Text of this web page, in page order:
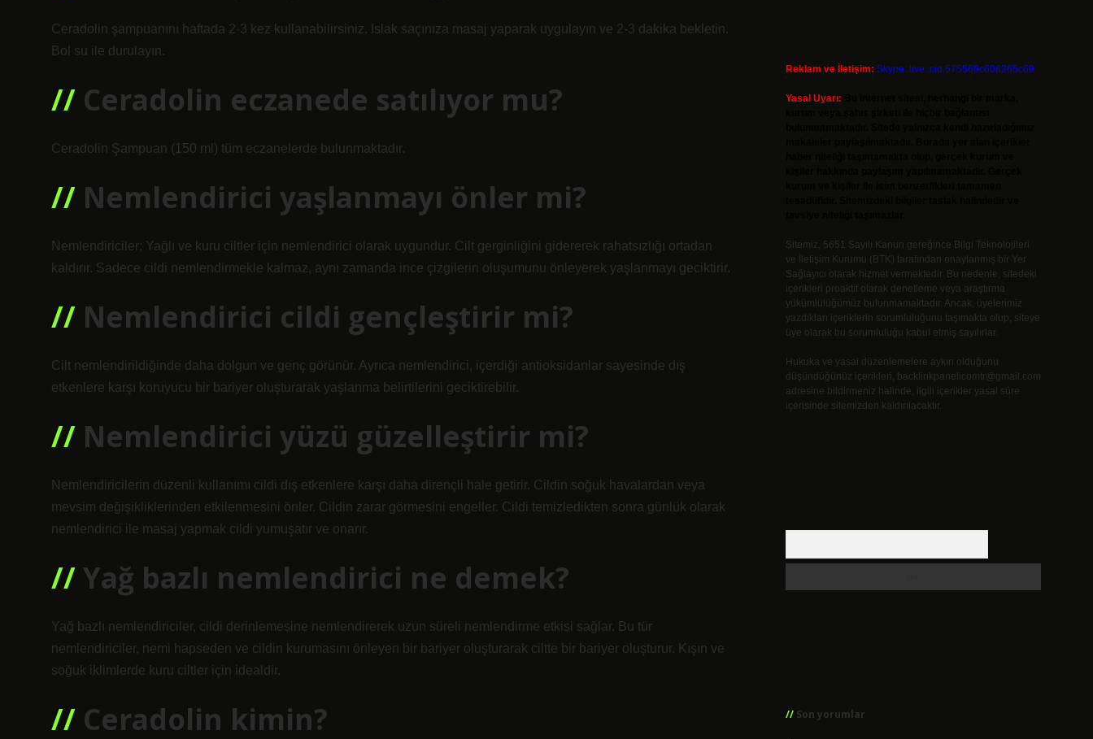
Ceradolin şampuanını haftada 2-3 kez kullanabilirsiniz. Islak saçınıza masaj yaparak uygulayın ve 2-3 dakika bekletin.
Bol su ile durulayın.
Ceradolin eczanede satılıyor mu?
Ceradolin Şampuan (150 ml) tüm eczanelerde bulunmaktadır.
Nemlendirici yaşlanmayı önler mi?
Nemlendiriciler; Yağlı ve kuru ciltler için nemlendirici olarak uygundur. Cilt gerginliğini gidererek rahatsızlığı ortadan
kaldırır. Sadece cildi nemlendirmekle kalmaz, aynı zamanda ince çizgilerin oluşumunu önleyerek yaşlanmayı geciktirir.
Nemlendirici cildi gençleştirir mi?
Cilt nemlendirildiğinde daha dolgun ve genç görünür. Ayrıca nemlendirici, içerdiği antioksidanlar sayesinde dış
etkenlere karşı koruyucu bir bariyer oluşturarak yaşlanma belirtilerini geciktirebilir.
Nemlendirici yüzü güzelleştirir mi?
Nemlendiricilerin düzenli kullanımı cildi dış etkenlere karşı daha dirençli hale getirir. Cildin soğuk havalardan veya
mevsim değişikliklerinden etkilenmesini önler. Cildin zarar görmesini engeller. Cildi temizledikten sonra günlük olarak
nemlendirici ile masaj yapmak cildi yumuşatır ve onarır.
Yağ bazlı nemlendirici ne demek?
Yağ bazlı nemlendiriciler, cildi derinlemesine nemlendirerek uzun süreli nemlendirme etkisi sağlar. Bu tür
nemlendiriciler, nemi hapseden ve cildin kurumasını önleyen bir bariyer oluşturarak ciltte bir bariyer oluşturur. Kışın ve
soğuk iklimlerde kuru ciltler için idealdir.
Ceradolin kimin?
Reklam ve İletişim: Skype: live:.cid.575569c608265c69
Yasal Uyarı:
Sitemiz, 5651 Sayılı Kanun gereğince Bilgi Teknolojileri
ve İletişim Kurumu (BTK) tarafından onaylanmış bir Yer
Sağlayıcı olarak hizmet vermektedir. Bu nedenle, sitedeki
içerikleri proaktif olarak denetleme veya araştırma
yükümlülüğümüz bulunmamaktadır. Ancak, üyelerimiz
yazdıkları içeriklerin sorumluluğunu taşımakta olup, siteye
üye olarak bu sorumluluğu kabul etmiş sayılırlar.
Hukuka ve yasal düzenlemelere aykırı olduğunu
düşündüğünüz içerikleri, backlinkpanelicomtr@gmail.com
adresine bildirmeniz halinde, ilgili içerikler yasal süre
içerisinde sitemizden kaldırılacaktır.
Son yorumlar